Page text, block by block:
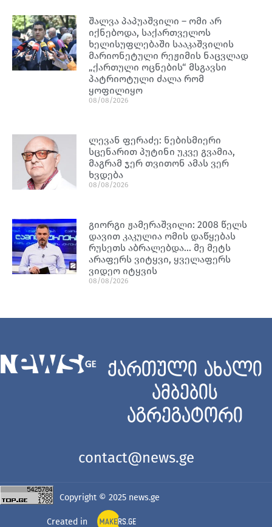
შალვა პაპუაშვილი – ომი არ
იქნებოდა, საქართველოს
ხელისუფლებაში სააკაშვილის
მარიონეტული რეჟიმის ნაცვლად
„ქართული ოცნების“ მსგავსი
პატრიოტული ძალა რომ
ყოფილიყო
08/08/2026
ლევან ფერაძე: ნებისმიერი
სცენარით პუტინი უკვე გვამია,
მაგრამ ჯერ თვითონ ამას ვერ
ხვდება
08/08/2026
გიორგი ჟამერაშვილი: 2008 წელს
დავით კაკულია ომის დაწყებას
რუსეთს აბრალებდა… მე მეტს
არაფერს ვიტყვი, ყველაფერს
ვიდეო იტყვის
08/08/2026
ქართული ახალი
ამბების
აგრეგატორი
contact@news.ge
Copyright © 2025 news.ge
Created in